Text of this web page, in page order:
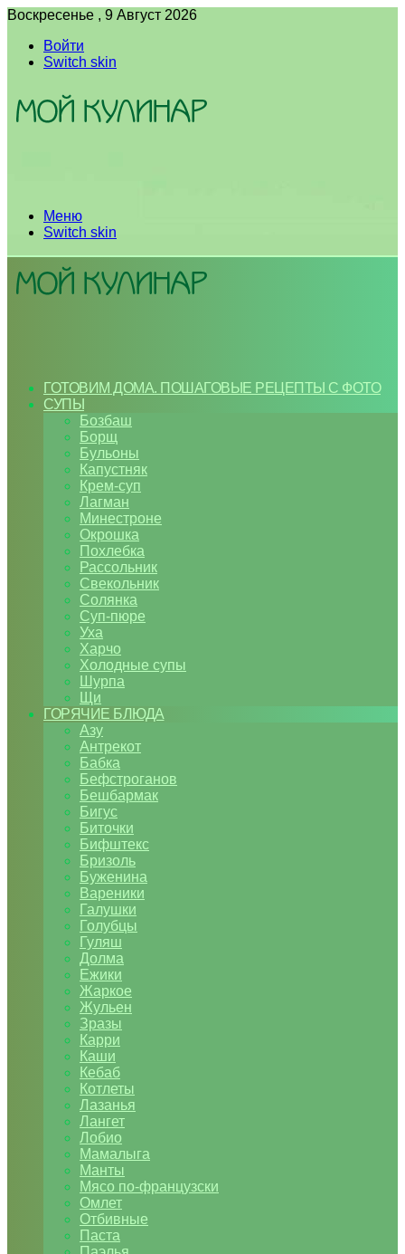
Воскресенье , 9 Август 2026
Войти
Switch skin
Меню
Switch skin
ГОТОВИМ ДОМА. ПОШАГОВЫЕ РЕЦЕПТЫ С ФОТО
СУПЫ
Бозбаш
Борщ
Бульоны
Капустняк
Крем-суп
Лагман
Минестроне
Окрошка
Похлебка
Рассольник
Свекольник
Солянка
Суп-пюре
Уха
Харчо
Холодные супы
Шурпа
Щи
ГОРЯЧИЕ БЛЮДА
Азу
Антрекот
Бабка
Бефстроганов
Бешбармак
Бигус
Биточки
Бифштекс
Бризоль
Буженина
Вареники
Галушки
Голубцы
Гуляш
Долма
Ежики
Жаркое
Жульен
Зразы
Карри
Каши
Кебаб
Котлеты
Лазанья
Лангет
Лобио
Мамалыга
Манты
Мясо по-французски
Омлет
Отбивные
Паста